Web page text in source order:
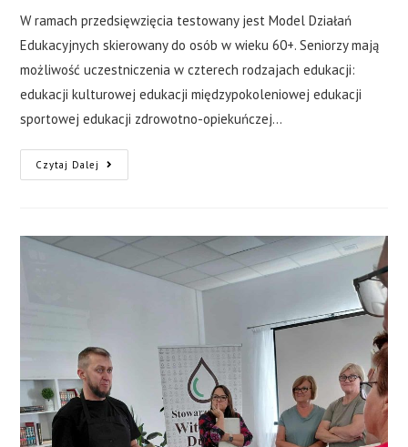
W ramach przedsięwzięcia testowany jest Model Działań
Edukacyjnych skierowany do osób w wieku 60+. Seniorzy mają
możliwość uczestniczenia w czterech rodzajach edukacji:
edukacji kulturowej edukacji międzypokoleniowej edukacji
sportowej edukacji zdrowotno-opiekuńczej…
Czytaj Dalej